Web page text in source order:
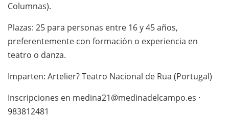
Columnas).
Plazas: 25 para personas entre 16 y 45 años,
preferentemente con formación o experiencia en
teatro o danza.
Imparten: Artelier? Teatro Nacional de Rua (Portugal)
Inscripciones en medina21@medinadelcampo.es ·
983812481